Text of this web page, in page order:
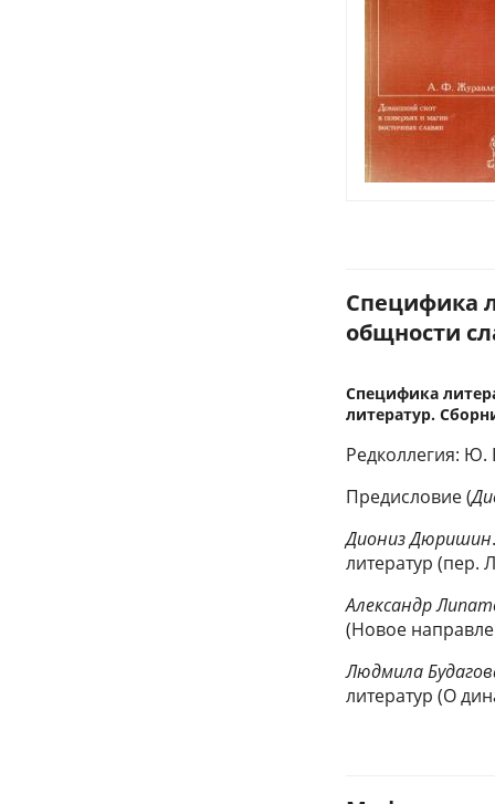
Специфика
общности
Специфика
литератур.
Редколлегия: Ю.
Предисловие (
Диониз Дюришин
литератур
Александр
(Новое
Людмила
литератур (О